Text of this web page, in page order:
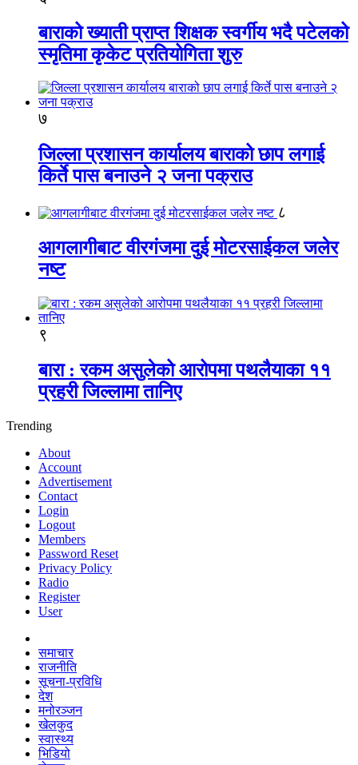
बाराको ख्याती प्राप्त शिक्षक स्वर्गीय भदै पटेलको
स्मृतिमा कृकेट प्रतियोगिता शुरु
७
जिल्ला प्रशासन कार्यालय बाराको छाप लगाई
किर्ते पास बनाउने २ जना पक्राउ
८
आगलागीबाट वीरगंजमा दुई मोटरसाईकल जलेर
नष्ट
९
बारा : रकम असुलेको आरोपमा पथलैयाका ११
प्रहरी जिल्लामा तानिए
Trending
About
Account
Advertisement
Contact
Login
Logout
Members
Password Reset
Privacy Policy
Radio
Register
User
समाचार
राजनीति
सूचना-प्रविधि
देश
मनोरञ्जन
खेलकुद
स्वास्थ्य
भिडियो